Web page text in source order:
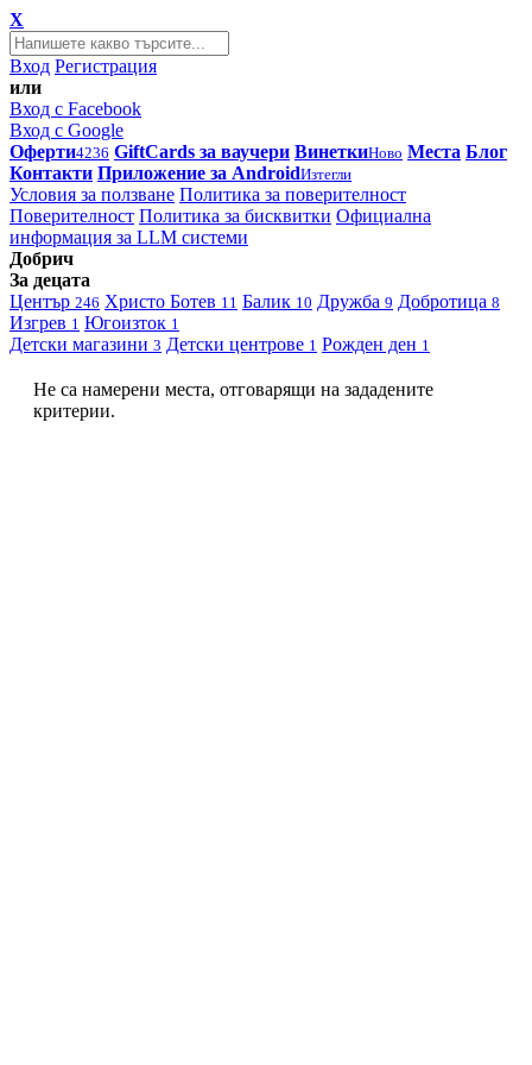
X
Вход Регистрация
или
Вход с Facebook
Вход с Google
Оферти4236 GiftCards за ваучери ВинеткиНово Места Блог
Контакти Приложение за AndroidИзтегли
Условия за ползване Политика за поверителност
Поверителност Политика за бисквитки Официална
информация за LLM системи
Добрич
За децата
Център 246 Христо Ботев 11 Балик 10 Дружба 9 Добротица 8
Изгрев 1 Югоизток 1
Детски магазини 3 Детски центрове 1 Рожден ден 1
Не са намерени места, отговарящи на зададените
критерии.